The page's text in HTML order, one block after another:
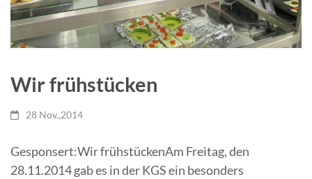
Wir frühstücken
28 Nov.,2014
Gesponsert:Wir frühstückenAm Freitag, den
28.11.2014 gab es in der KGS ein besonders